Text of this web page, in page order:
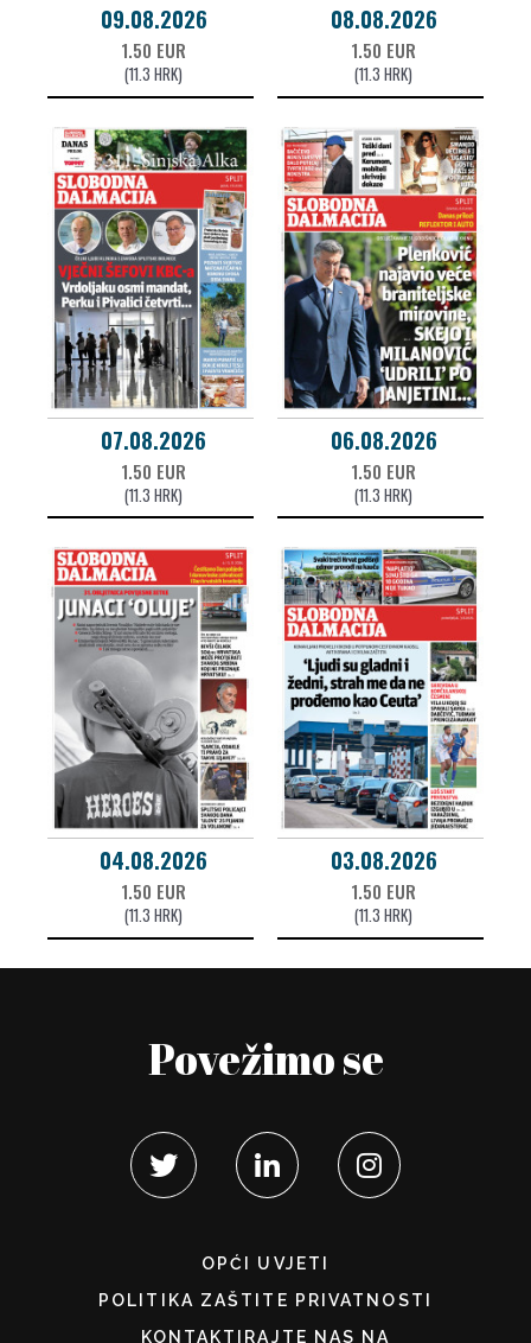
09.08.2026
1.50 EUR
(11.3 HRK)
08.08.2026
1.50 EUR
(11.3 HRK)
07.08.2026
1.50 EUR
(11.3 HRK)
06.08.2026
1.50 EUR
(11.3 HRK)
04.08.2026
1.50 EUR
(11.3 HRK)
03.08.2026
1.50 EUR
(11.3 HRK)
Povežimo se
OPĆI UVJETI
POLITIKA ZAŠTITE PRIVATNOSTI
KONTAKTIRAJTE NAS NA